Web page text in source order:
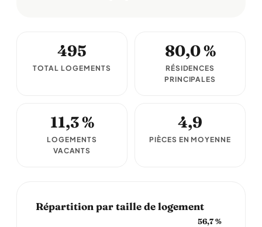
495
TOTAL LOGEMENTS
80,0 %
RÉSIDENCES
PRINCIPALES
11,3 %
LOGEMENTS
VACANTS
4,9
PIÈCES EN MOYENNE
Répartition par taille de logement
56,7 %